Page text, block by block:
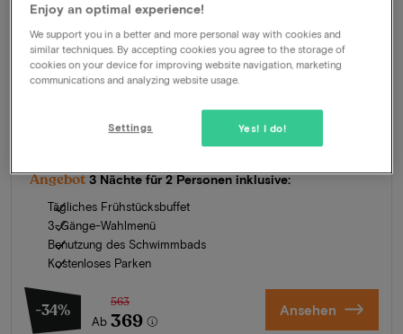
Ootmarsum, Niederlande
Miniferien im Herzen der Landschaft von Twente
Angebot 3 Nächte für 2 Personen inklusive:
Tägliches Frühstücksbuffet
3-Gänge-Wahlmenü
Benutzung des Schwimmbads
Kostenloses Parken
-34%
Ab
563
369 Ansehen
Enjoy an optimal experience!
We support you in a better and more personal way with cookies and
similar techniques. By accepting cookies you agree to the storage of
cookies on your device for improving website navigation, marketing
communications and analyzing website usage.
Yes! I do!
Settings